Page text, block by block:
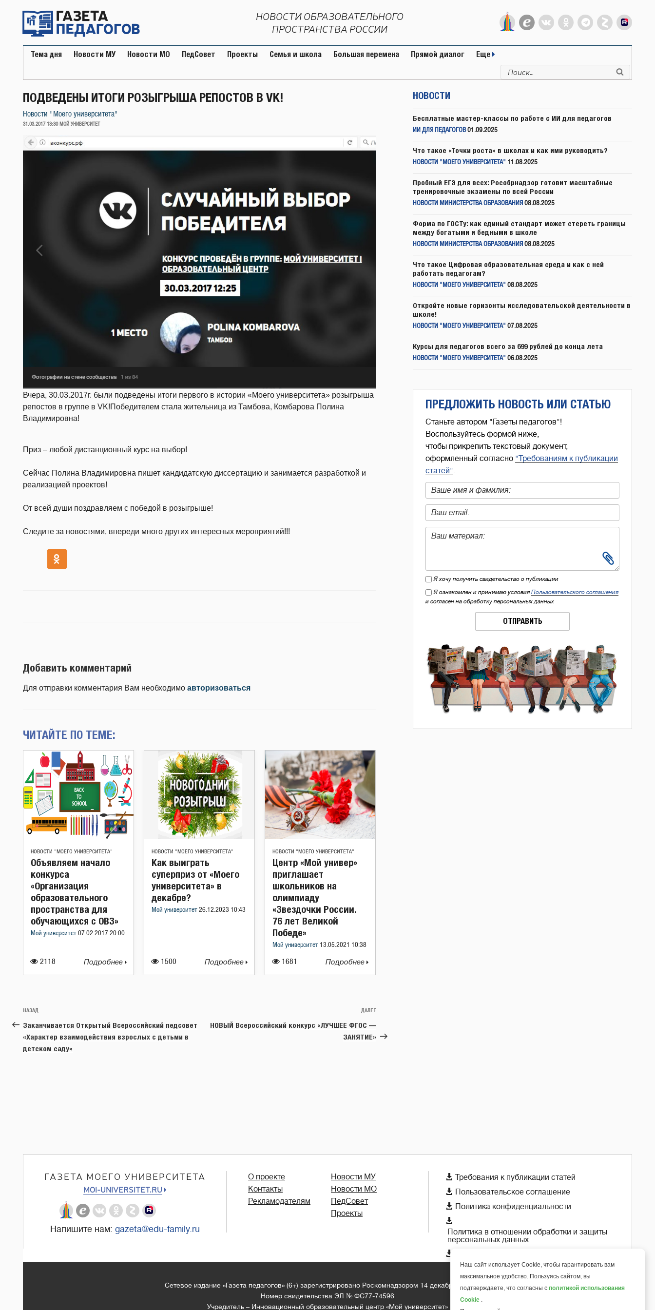
содержимому
НОВОСТИ ОБРАЗОВАТЕЛЬНОГО
ПРОСТРАНСТВА РОССИИ
Тема дня Новости МУ Новости МО ПедСовет Проекты Семья и школа Большая перемена Прямой диалог Еще
Искать:
ПОДВЕДЕНЫ ИТОГИ РОЗЫГРЫША РЕПОСТОВ В VK!
Новости "Моего университета"
ОПУБЛИКОВАНО
31.03.2017 13:30 МОЙ УНИВЕРСИТЕТ
Вчера, 30.03.2017г. были подведены итоги первого в истории «Моего университета» розыгрыша
репостов в группе в VK!Победителем стала жительница из Тамбова, Комбарова Полина
Владимировна!
Приз – любой дистанционный курс на выбор!
Сейчас Полина Владимировна пишет кандидатскую диссертацию и занимается разработкой и
реализацией проектов!
От всей души поздравляем с победой в розыгрыше!
Следите за новостями, впереди много других интересных мероприятий!!!
Добавить комментарий
Для отправки комментария Вам необходимо авторизоваться
ЧИТАЙТЕ ПО ТЕМЕ:
НОВОСТИ "МОЕГО УНИВЕРСИТЕТА"
2118
Объявляем начало
конкурса
«Организация
образовательного
пространства для
обучающихся с ОВЗ»
Мой университет 07.02.2017 20:00
Подробнее
НОВОСТИ "МОЕГО УНИВЕРСИТЕТА"
1500
Как выиграть
суперприз от «Моего
университета» в
декабре?
Мой университет 26.12.2023 10:43
Подробнее
НОВОСТИ "МОЕГО УНИВЕРСИТЕТА"
1681
Центр «Мой универ»
приглашает
школьников на
олимпиаду
«Звездочки России.
76 лет Великой
Победе»
Мой университет 13.05.2021 10:38
Подробнее
Навигация
по
записям
Предыдущая
запись:
НАЗАД
Заканчивается Открытый Всероссийский педсовет
«Характер взаимодействия взрослых с детьми в
детском саду»
Следующая
ДАЛЕЕ
НОВЫЙ Всероссийский конкурс «ЛУЧШЕЕ ФГОС —
ЗАНЯТИЕ»
НОВОСТИ
Бесплатные мастер-классы по работе с ИИ для педагогов
ИИ ДЛЯ ПЕДАГОГОВ 01.09.2025
Что такое «Точки роста» в школах и как ими руководить?
НОВОСТИ "МОЕГО УНИВЕРСИТЕТА" 11.08.2025
Пробный ЕГЭ для всех: Рособрнадзор готовит масштабные
тренировочные экзамены по всей России
НОВОСТИ МИНИСТЕРСТВА ОБРАЗОВАНИЯ 08.08.2025
Форма по ГОСТу: как единый стандарт может стереть границы
между богатыми и бедными в школе
НОВОСТИ МИНИСТЕРСТВА ОБРАЗОВАНИЯ 08.08.2025
Что такое Цифровая образовательная среда и как с ней
работать педагогам?
НОВОСТИ "МОЕГО УНИВЕРСИТЕТА" 08.08.2025
Откройте новые горизонты исследовательской деятельности в
школе!
НОВОСТИ "МОЕГО УНИВЕРСИТЕТА" 07.08.2025
Курсы для педагогов всего за 699 рублей до конца лета
НОВОСТИ "МОЕГО УНИВЕРСИТЕТА" 06.08.2025
ПРЕДЛОЖИТЬ НОВОСТЬ ИЛИ СТАТЬЮ
Станьте автором "Газеты педагогов"!
Воспользуйтесь формой ниже,
чтобы прикрепить текстовый документ,
оформленный согласно "Требованиям к публикации
статей".
Я хочу получить свидетельство о публикации
Я ознакомлен и принимаю условия Пользовательского соглашения
и согласен на обработку персональных данных
ОТПРАВИТЬ
ГАЗЕТА МОЕГО УНИВЕРСИТЕТА
MOI-UNIVERSITET.RU
Напишите нам: gazeta@edu-family.ru
О проекте
Контакты
Рекламодателям
Новости МУ
Новости МО
ПедСовет
Проекты
 Требования к публикации статей
 Пользовательское соглашение
 Политика конфиденциальности

Политика в отношении обработки и защиты
персональных данных

Сетевое издание «Газета педагогов» (6+) зарегистрировано Роскомнадзором 14 декабря 2018 года
Номер свидетельства ЭЛ № ФС77-74596
Учредитель – Инновационный образовательный центр «Мой университет»
6+
Наш сайт использует Cookie, чтобы гарантировать вам
максимальное удобство. Пользуясь сайтом, вы
подтверждаете, что согласны с политикой использования
Cookie .